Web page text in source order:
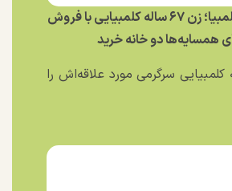
ملکه شایعه کلمبیا؛ زن ۶۷ ساله کلمبیایی با فروش
همسایه‌ها دو خانه خرید
۶۷ ساله کلمبیایی سرگرمی مورد علاقه‌اش را